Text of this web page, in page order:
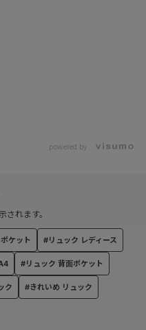
置しているので荷物の整理整
物もちゃんと見つかります。
るのでハンドバッグのように
ップボタンでまとめることが
方によっては自立しない場合
ケット #リュック レディース
#リュック 背面ポケット
ク #きれいめ リュック
れます。
powered by